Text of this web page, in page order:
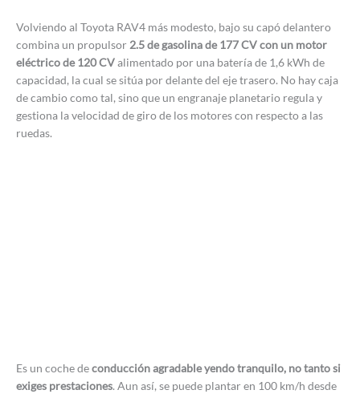
Volviendo al Toyota RAV4 más modesto, bajo su capó delantero
combina un propulsor 2.5 de gasolina de 177 CV con un motor
eléctrico de 120 CValimentado por una batería de 1,6 kWh de
capacidad, la cual se sitúa por delante del eje trasero. No hay caja
de cambio como tal, sino que un engranaje planetario regula y
gestiona la velocidad de giro de los motores con respecto a las
ruedas.
Es un coche deconducción agradable yendo tranquilo, no tanto si
exiges prestaciones. Aun así, se puede plantar en 100 km/h desde